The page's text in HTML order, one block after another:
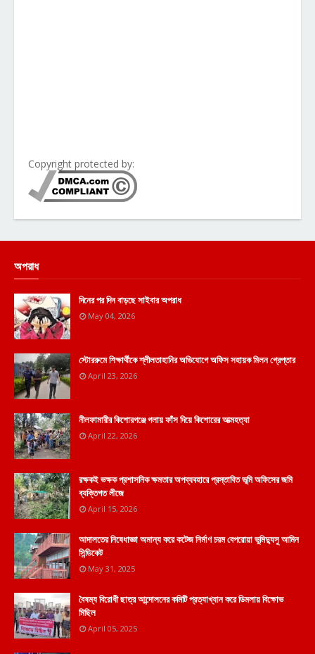
Copyright protected by:
অপরাধ
দিনের পর দিন বাড়ছে সাইবার অপরাধ
May 04, 2026
স্টোররুমে শিক্ষার্থীকে শ্লীলতাহানির অভিযোগে অফিস সহায়ক মিলন গ্রেপ্তার
April 23, 2026
নীলফামারীর কিশোরগঞ্জে গলায় ফাঁস দিয়ে কিশোরের আত্মহত্যা
April 22, 2026
রক্ষকই ভক্ষক প্রশাসনিক ক্ষমতার অপব্যবহারে প্রস্তাবিত ভূমি অফিসের জমি
ব্যক্তিগত লীজে
April 15, 2026
আদালতের নিষেধাজ্ঞা অমান্য করে কটেজ নির্মাণ চরম বেপরোয়া ভুমিদ্যুসু আমিন
সিন্ডিকেট
May 31, 2025
বৈষম্য বিরোধী ছাত্র আন্দোলনের কমিটি প্রত্যাখ্যান করে ডিমলায় বিক্ষোভ
মিছিল
April 05, 2025